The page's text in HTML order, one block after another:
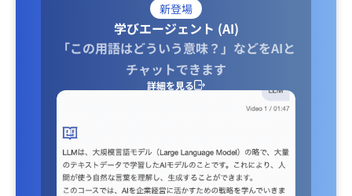
新登場
学びエージェント (AI)
「この用語はどういう意味？」などをAIと
チャットできます
詳細を見る